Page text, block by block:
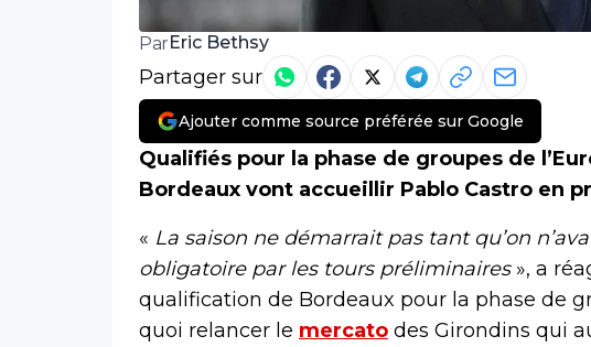
ParEric Bethsy
Partager sur
Ajouter comme source préférée sur Google
Qualifiés pour la phase de groupes de
Bordeaux vont accueillir Pablo Castro en
« La saison ne démarrait pas tant qu’on
obligatoire par les tours préliminaires», a
qualification de Bordeaux pour la phase de
quoi relancer le mercato des Girondins qui